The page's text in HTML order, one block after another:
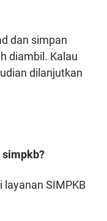
dan simpan
diambil. Kalau
dilanjutkan
simpkb?
SIMPKB